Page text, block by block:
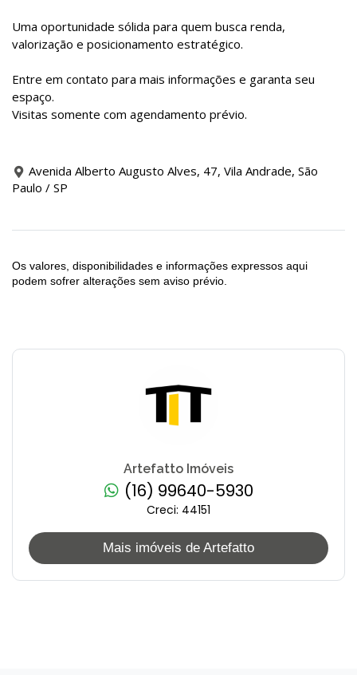
Uma oportunidade sólida para quem busca renda,
valorização e posicionamento estratégico.
Entre em contato para mais informações e garanta seu
espaço.
Visitas somente com agendamento prévio.
Avenida Alberto Augusto Alves, 47, Vila Andrade, São
Paulo / SP
Os valores, disponibilidades e informações expressos aqui
podem sofrer alterações sem aviso prévio.
Artefatto Imóveis
(16) 99640-5930
Creci: 44151
Mais imóveis de Artefatto